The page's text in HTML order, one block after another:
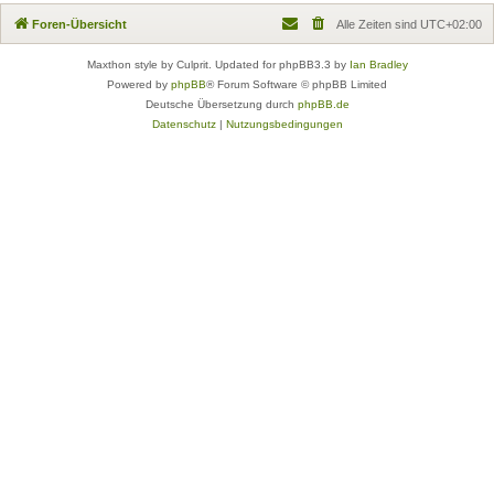
Foren-Übersicht Alle Zeiten sind UTC+02:00
Maxthon style by Culprit. Updated for phpBB3.3 by Ian Bradley
Powered by phpBB® Forum Software © phpBB Limited
Deutsche Übersetzung durch phpBB.de
Datenschutz| Nutzungsbedingungen